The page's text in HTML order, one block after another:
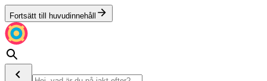
Fortsätt till huvudinnehåll